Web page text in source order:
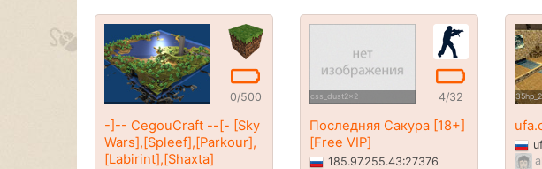
0/500
-]-- CegouCraft --[- [Sky
Wars],[Spleef],[Parkour],
[Labirint],[Shaxta]
css_dust2x2 4/32
Последняя Сакура [18+]
[Free VIP]
185.97.255.43:27376
35hp_2